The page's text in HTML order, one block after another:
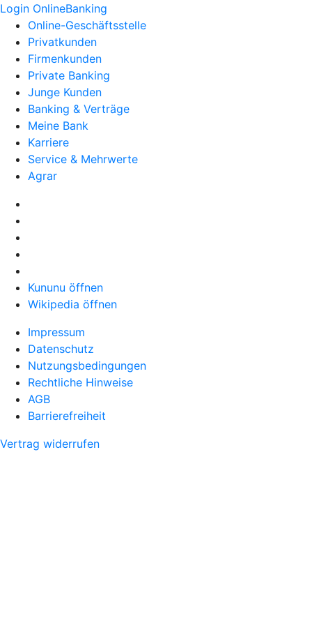
Login OnlineBanking
Online-Geschäftsstelle
Privatkunden
Firmenkunden
Private Banking
Junge Kunden
Banking & Verträge
Meine Bank
Karriere
Service & Mehrwerte
Agrar
Kununu öffnen
Wikipedia öffnen
Impressum
Datenschutz
Nutzungsbedingungen
Rechtliche Hinweise
AGB
Barrierefreiheit
Vertrag widerrufen